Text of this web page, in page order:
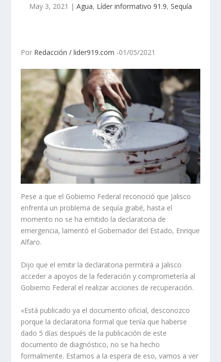
May 3, 2021 | Agua, Líder informativo 91.9, Sequía
Por Redacción / lider919.com -01/05/2021
Pese a que el Gobierno Federal reconoció que Jalisco
enfrenta un problema de sequía grabé, hasta el
momento no se ha emitido la declaratoria de
emergencia, lamentó el Gobernador del Estado, Enrique
Alfaro.
Dijo que el emitir la declaratoria permitirá a Jalisco
acceder a apoyos de la federación y comprometería al
Gobierno Federal el realizar acciones de recuperación.
«Está publicado ya el documento oficial, desconozco
porque la declaratoria formal que tenía que haberse
dado 5 días después de la publicación de este
documento de diagnóstico, no se ha hecho
formalmente. Estamos a la espera de eso, vamos a ver